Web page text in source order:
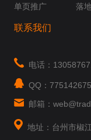
单页推广 落
联系我们
电话：
QQ：775142675
邮箱：
地址：台州市椒